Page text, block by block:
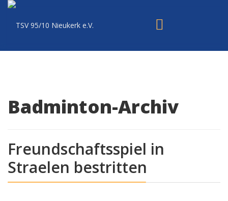
Badminton-Archiv
Freundschaftsspiel in
Straelen bestritten